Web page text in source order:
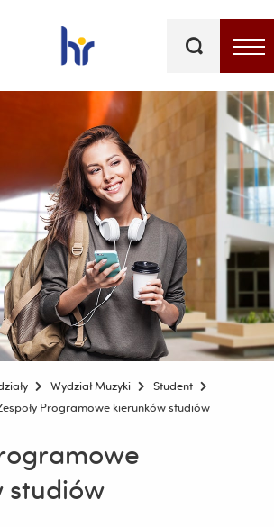
kluczowe
Wydział Muzyki
Student
Programowe kierunków studiów
studiów